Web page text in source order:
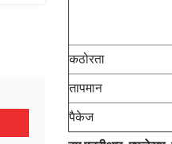
कठोरता
तापमान
पैकेज